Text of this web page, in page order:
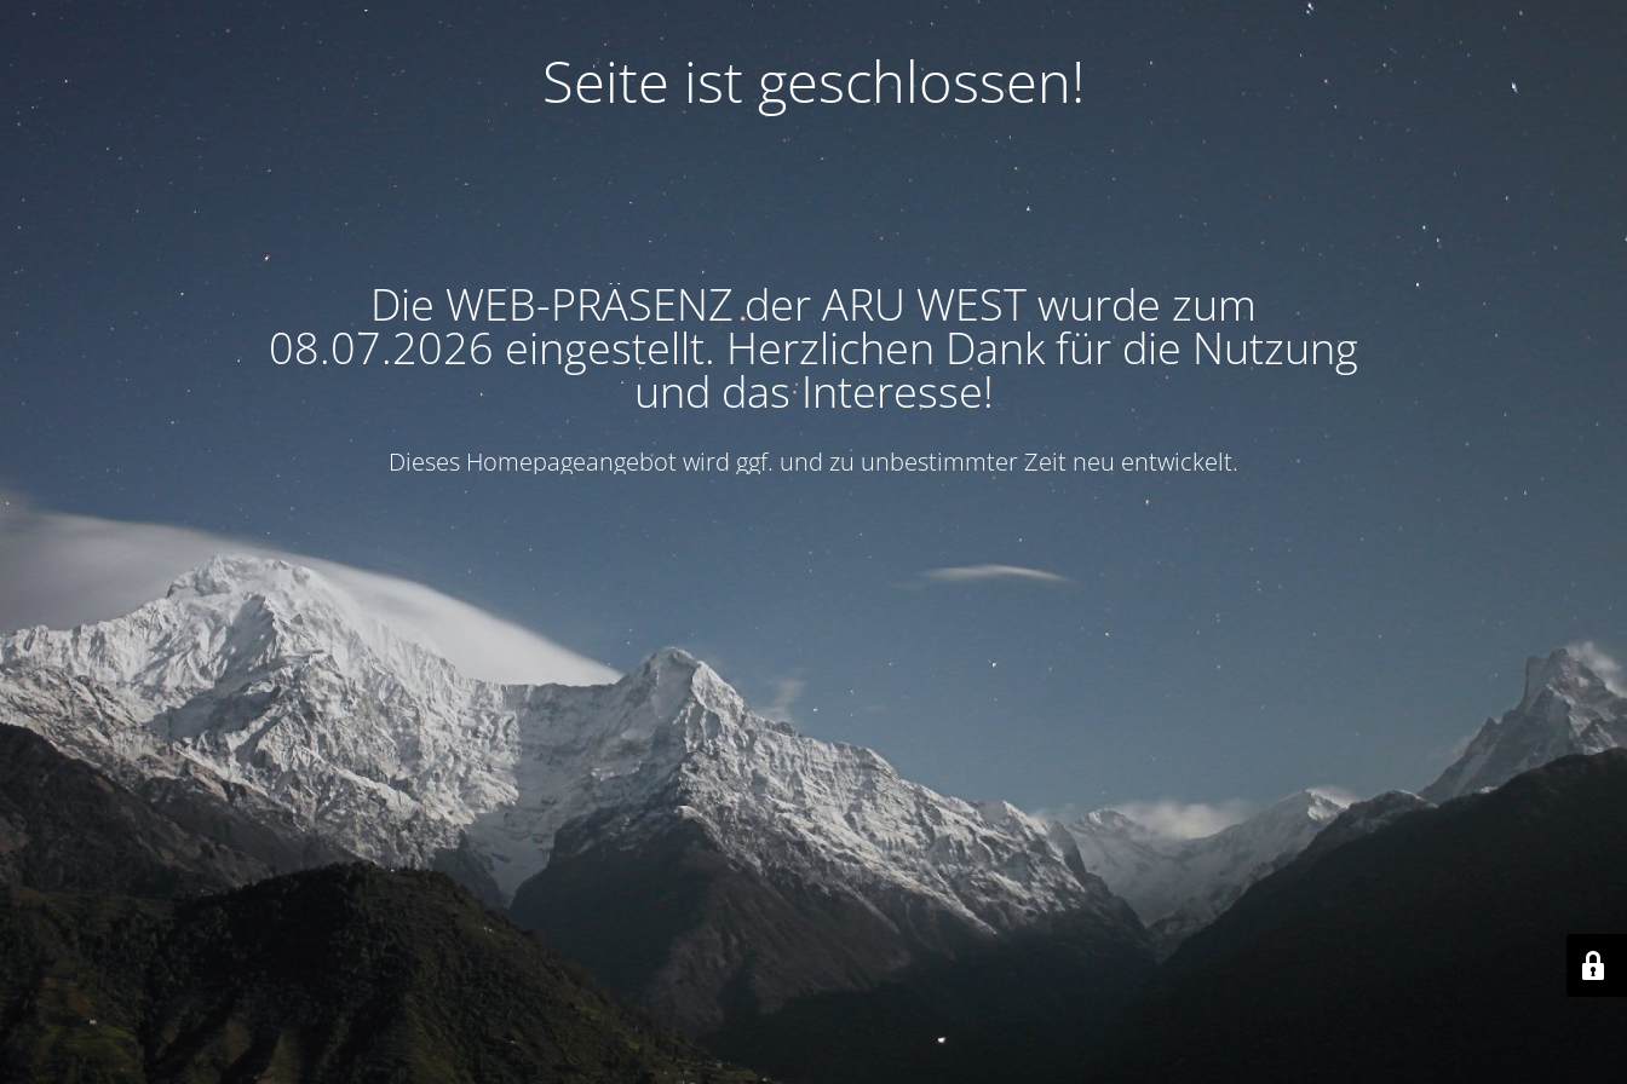
Seite ist geschlossen!
Die WEB-PRÄSENZ der ARU WEST wurde zum
08.07.2026 eingestellt. Herzlichen Dank für die Nutzung
und das Interesse!
Dieses Homepageangebot wird ggf. und zu unbestimmter Zeit neu entwickelt.